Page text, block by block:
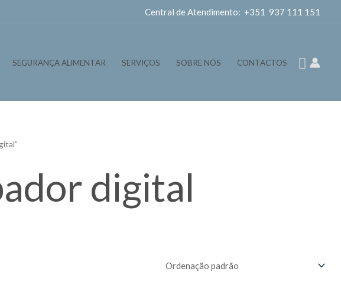
Central de Atendimento: +351 937 111 151
SEGURANÇA ALIMENTAR SERVIÇOS SOBRE NÓS CONTACTOS
digital